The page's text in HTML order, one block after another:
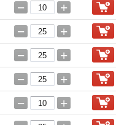
− +
− +
− +
− +
− +